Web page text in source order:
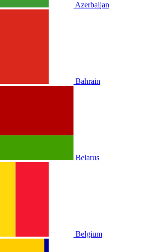
Azerbaijan
Bahrain
Belarus
Belgium